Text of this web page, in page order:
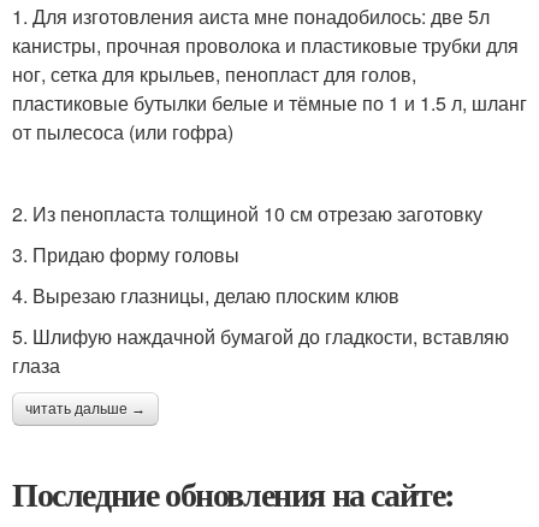
1. Для изготовления аиста мне понадобилось: две 5л
канистры, прочная проволока и пластиковые трубки для
ног, сетка для крыльев, пенопласт для голов,
пластиковые бутылки белые и тёмные по 1 и 1.5 л, шланг
от пылесоса (или гофра)
2. Из пенопласта толщиной 10 см отрезаю заготовку
3. Придаю форму головы
4. Вырезаю глазницы, делаю плоским клюв
5. Шлифую наждачной бумагой до гладкости, вставляю
глаза
читать дальше →
Последние обновления на сайте: